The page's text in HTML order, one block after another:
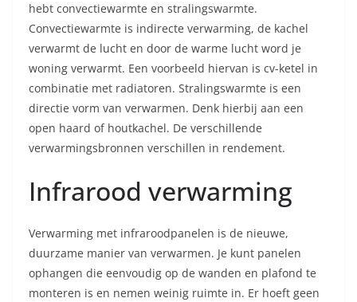
hebt convectiewarmte en stralingswarmte.
Convectiewarmte is indirecte verwarming, de kachel
verwarmt de lucht en door de warme lucht word je
woning verwarmt. Een voorbeeld hiervan is cv-ketel in
combinatie met radiatoren. Stralingswarmte is een
directie vorm van verwarmen. Denk hierbij aan een
open haard of houtkachel. De verschillende
verwarmingsbronnen verschillen in rendement.
Infrarood verwarming
Verwarming met infraroodpanelen is de nieuwe,
duurzame manier van verwarmen. Je kunt panelen
ophangen die eenvoudig op de wanden en plafond te
monteren is en nemen weinig ruimte in. Er hoeft geen